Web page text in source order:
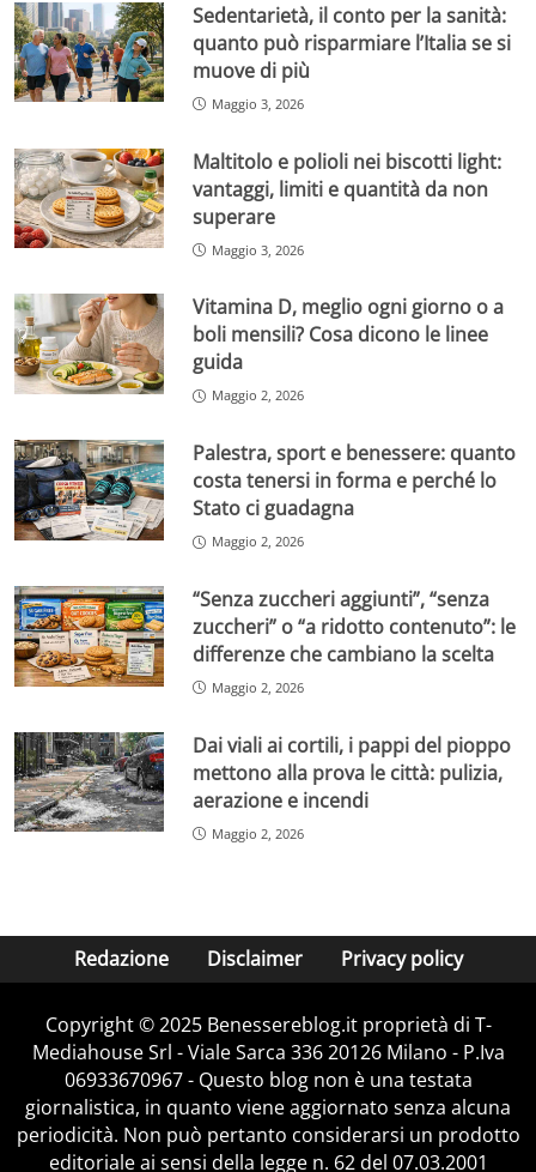
Sedentarietà, il conto per la sanità:
quanto può risparmiare l’Italia se si
muove di più
Maggio 3, 2026
Maltitolo e polioli nei biscotti light:
vantaggi, limiti e quantità da non
superare
Maggio 3, 2026
Vitamina D, meglio ogni giorno o a
boli mensili? Cosa dicono le linee
guida
Maggio 2, 2026
Palestra, sport e benessere: quanto
costa tenersi in forma e perché lo
Stato ci guadagna
Maggio 2, 2026
“Senza zuccheri aggiunti”, “senza
zuccheri” o “a ridotto contenuto”: le
differenze che cambiano la scelta
Maggio 2, 2026
Dai viali ai cortili, i pappi del pioppo
mettono alla prova le città: pulizia,
aerazione e incendi
Maggio 2, 2026
Redazione Disclaimer Privacy policy
Copyright © 2025 Benessereblog.it proprietà di T-
Mediahouse Srl - Viale Sarca 336 20126 Milano - P.Iva
06933670967 - Questo blog non è una testata
giornalistica, in quanto viene aggiornato senza alcuna
periodicità. Non può pertanto considerarsi un prodotto
editoriale ai sensi della legge n. 62 del 07.03.2001